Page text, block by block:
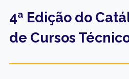
4ª Edição do
de Cursos